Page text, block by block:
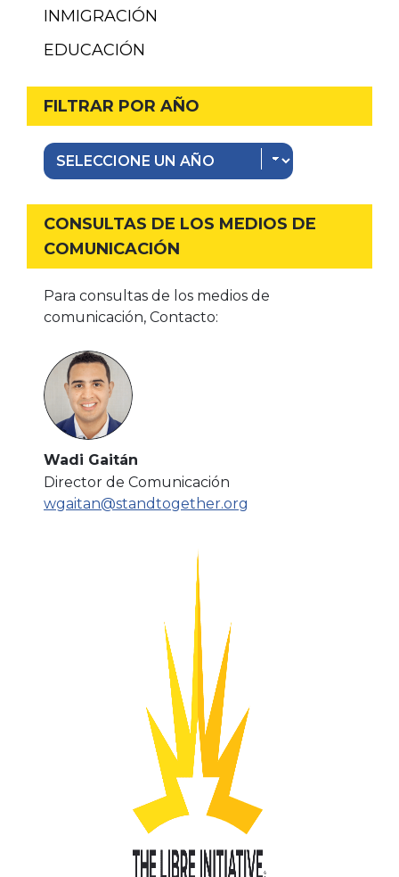
INMIGRACIÓN
EDUCACIÓN
FILTRAR POR AÑO
CONSULTAS DE LOS MEDIOS DE
COMUNICACIÓN
Para consultas de los medios de
comunicación, Contacto:
Wadi Gaitán
Director de Comunicación
wgaitan@standtogether.org